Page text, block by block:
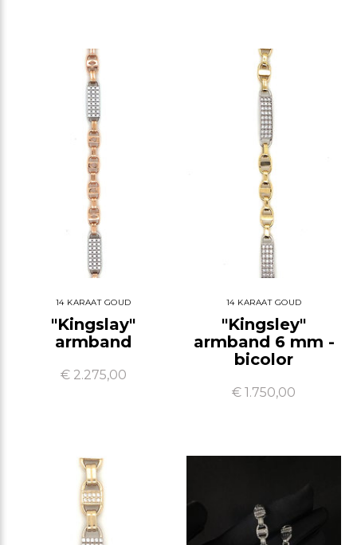
14 KARAAT GOUD
"Kingslay"
armband
€ 2.275,00
14 KARAAT GOUD
"Kingsley"
armband 6 mm -
bicolor
€ 1.750,00